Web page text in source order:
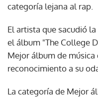
categoría lejana al rap.
El artista que sacudió
el álbum "The College
Mejor álbum de
reconocimiento a su
La categoría de Mejor